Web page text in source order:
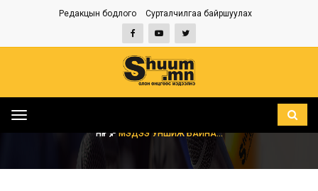
Редакцын бодлого Сурталчилгаа байршуулах
Toggle
НҮҮР МЭДЭЭ УНШИЖ БАЙНА...